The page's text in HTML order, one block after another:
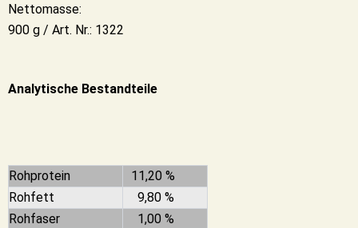
Nettomasse:
900 g / Art. Nr.: 1322
Analytische Bestandteile
Rohprotein
11,20 %
Rohfett
9,80 %
Rohfaser
1,00 %